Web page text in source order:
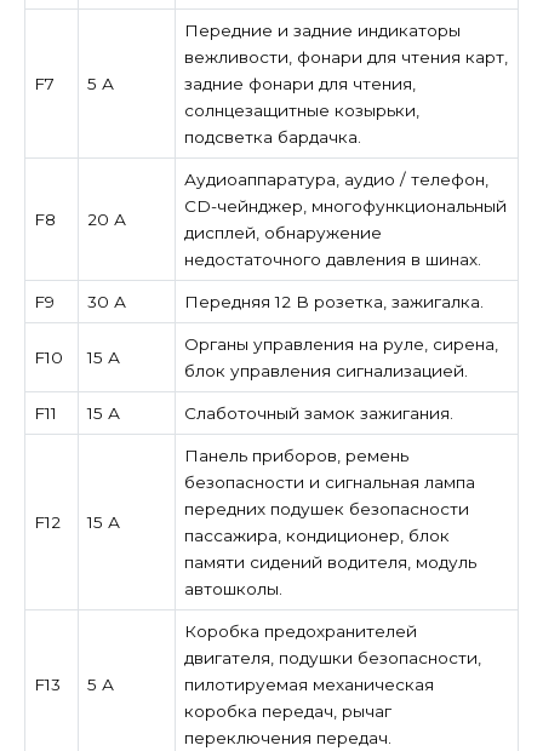
F7 5 А
Передние и задние индикаторы
вежливости, фонари для чтения карт,
задние фонари для чтения,
солнцезащитные козырьки,
подсветка бардачка.
F8 20 А
Аудиоаппаратура, аудио / телефон,
CD-чейнджер, многофункциональный
дисплей, обнаружение
недостаточного давления в шинах.
F9 30 А Передняя 12 В розетка, зажигалка.
F10 15 А
Органы управления на руле, сирена,
блок управления сигнализацией.
F11 15 А Слаботочный замок зажигания.
F12 15 А
Панель приборов, ремень
безопасности и сигнальная лампа
передних подушек безопасности
пассажира, кондиционер, блок
памяти сидений водителя, модуль
автошколы.
F13 5 А
Коробка предохранителей
двигателя, подушки безопасности,
пилотируемая механическая
коробка передач, рычаг
переключения передач.